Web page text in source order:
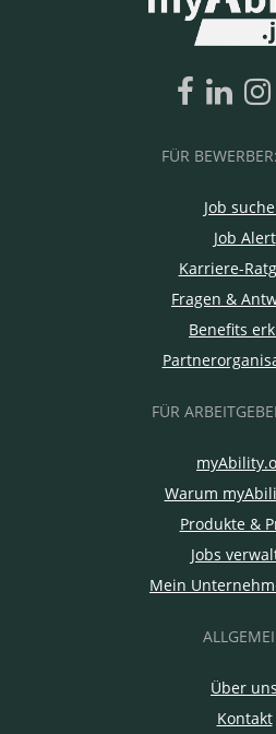
FÜR
Job
Job Alert
Karriere-
Fragen &
Benefits
FÜR
Warum
Produkte &
Jobs
Mein
Über uns
Kontakt